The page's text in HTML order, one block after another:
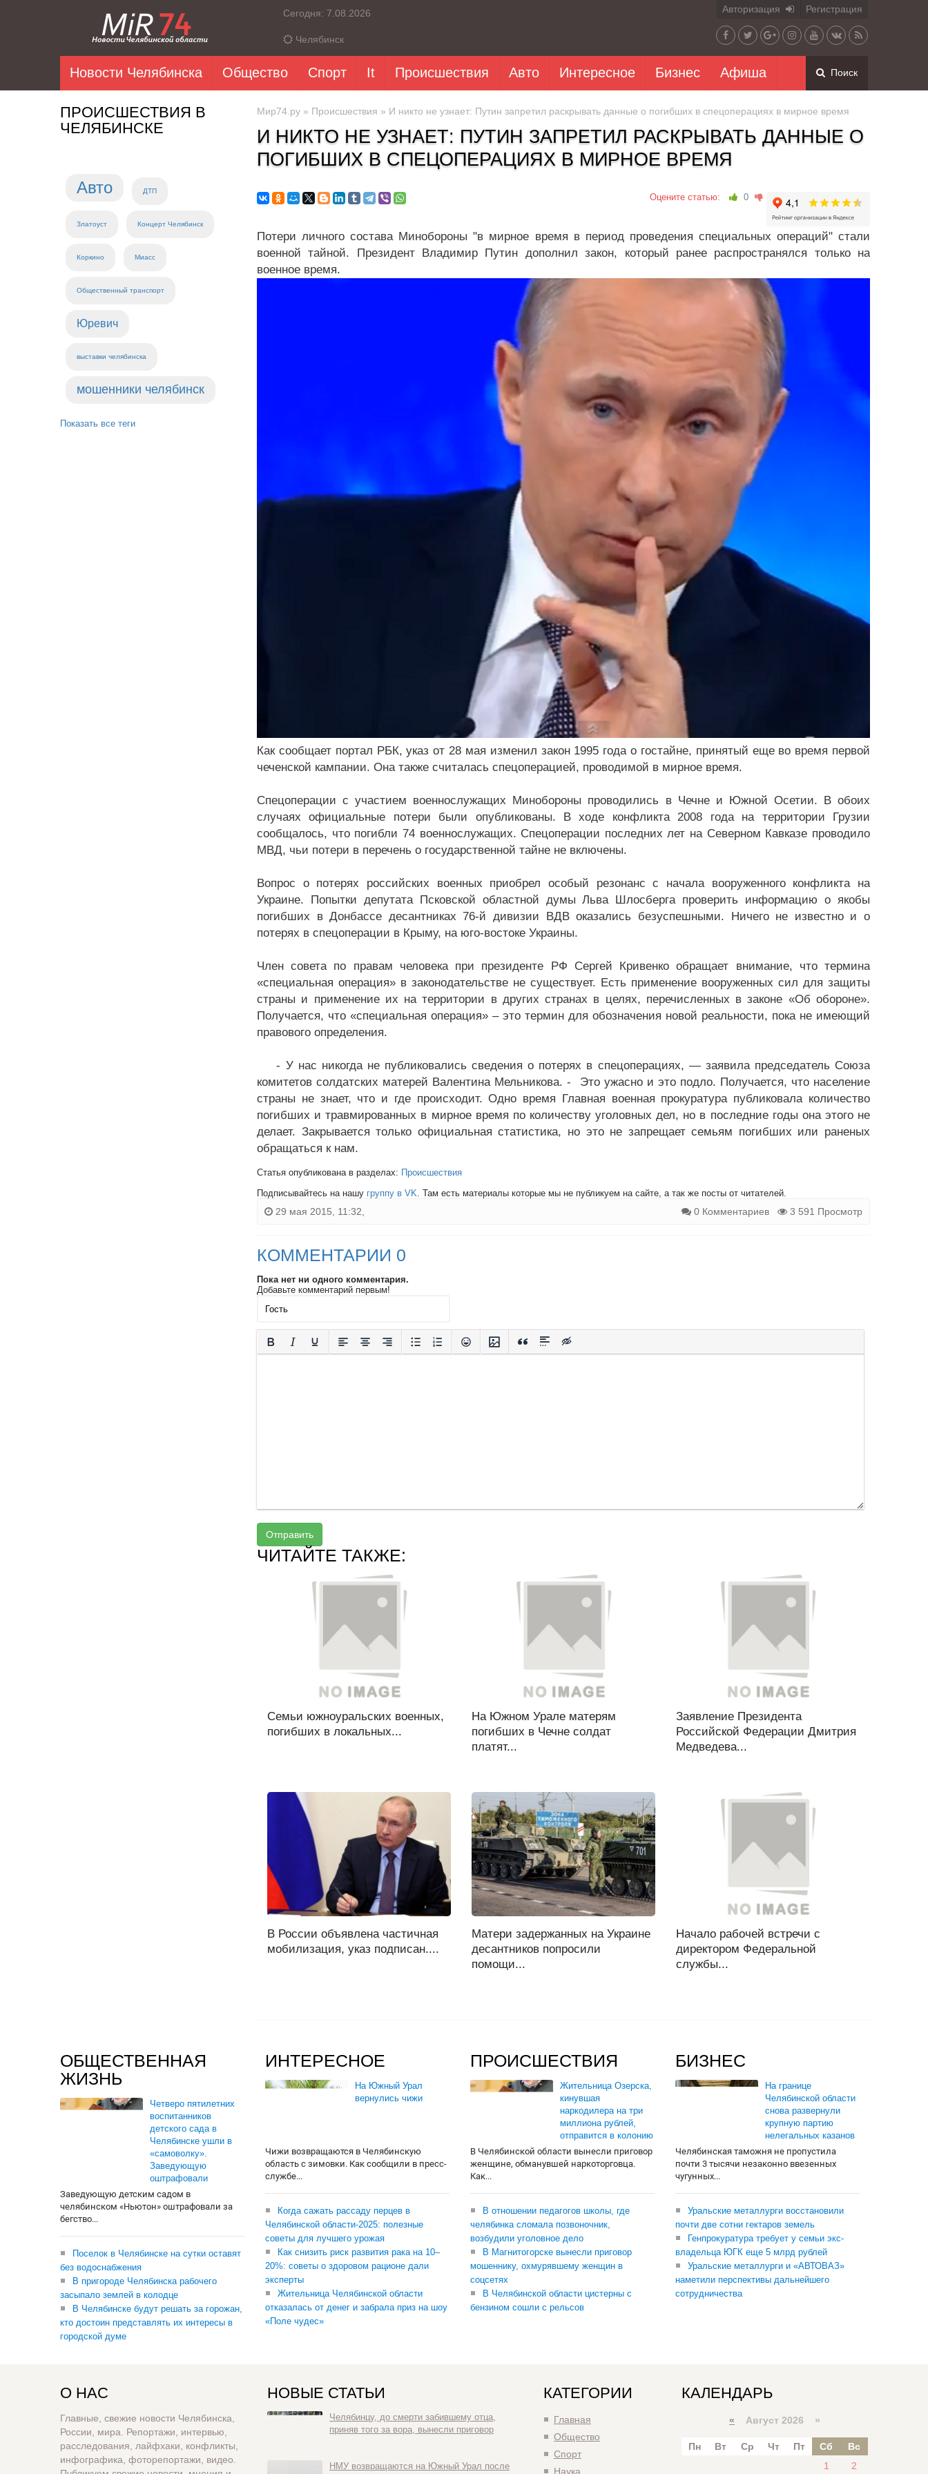
Сегодня: 7.08.2026
Челябинск
Авторизация Регистрация
Новости Челябинска Общество Спорт It Происшествия Авто Интересное Бизнес Афиша Поиск
ПРОИСШЕСТВИЯ В
ЧЕЛЯБИНСКЕ
Авто ДТП
Златоуст Концерт Челябинск
Коркино Миасс
Общественный транспорт
Юревич
выставки челябинска
мошенники челябинск
Показать все теги
Мир74.ру » Происшествия » И никто не узнает: Путин запретил раскрывать данные о погибших в спецоперациях в мирное время
И НИКТО НЕ УЗНАЕТ: ПУТИН ЗАПРЕТИЛ РАСКРЫВАТЬ ДАННЫЕ О
ПОГИБШИХ В СПЕЦОПЕРАЦИЯХ В МИРНОЕ ВРЕМЯ
Оцените статью: 0
Потери личного состава Минобороны "в мирное время в период проведения специальных операций" стали
военной тайной. Президент Владимир Путин дополнил закон, который ранее распространялся только на
военное время.
Как сообщает портал РБК, указ от 28 мая изменил закон 1995 года о гостайне, принятый еще во время первой
чеченской кампании. Она также считалась спецоперацией, проводимой в мирное время.
Спецоперации с участием военнослужащих Минобороны проводились в Чечне и Южной Осетии. В обоих
случаях официальные потери были опубликованы. В ходе конфликта 2008 года на территории Грузии
сообщалось, что погибли 74 военнослужащих. Спецоперации последних лет на Северном Кавказе проводило
МВД, чьи потери в перечень о государственной тайне не включены.
Вопрос о потерях российских военных приобрел особый резонанс с начала вооруженного конфликта на
Украине. Попытки депутата Псковской областной думы Льва Шлосберга проверить информацию о якобы
погибших в Донбассе десантниках 76-й дивизии ВДВ оказались безуспешными. Ничего не известно и о
потерях в спецоперации в Крыму, на юго-востоке Украины.
Член совета по правам человека при президенте РФ Сергей Кривенко обращает внимание, что термина
«специальная операция» в законодательстве не существует. Есть применение вооруженных сил для защиты
страны и применение их на территории в других странах в целях, перечисленных в законе «Об обороне».
Получается, что «специальная операция» – это термин для обозначения новой реальности, пока не имеющий
правового определения.
- У нас никогда не публиковались сведения о потерях в спецоперациях, — заявила председатель Союза
комитетов солдатских матерей Валентина Мельникова. - Это ужасно и это подло. Получается, что население
страны не знает, что и где происходит. Одно время Главная военная прокуратура публиковала количество
погибших и травмированных в мирное время по количеству уголовных дел, но в последние годы она этого не
делает. Закрывается только официальная статистика, но это не запрещает семьям погибших или раненых
обращаться к нам.
Статья опубликована в разделах: Происшествия
Подписывайтесь на нашу группу в VK. Там есть материалы которые мы не публикуем на сайте, а так же посты от читателей.
29 мая 2015, 11:32, 0 Комментариев 3 591 Просмотр
КОММЕНТАРИИ 0
Пока нет ни одного комментария.
Добавьте комментарий первым!
Отправить
ЧИТАЙТЕ ТАКЖЕ:
Семьи южноуральских военных,
погибших в локальных...
На Южном Урале матерям
погибших в Чечне солдат
платят...
Заявление Президента
Российской Федерации Дмитрия
Медведева...
В России объявлена частичная
мобилизация, указ подписан....
Матери задержанных на Украине
десантников попросили
помощи...
Начало рабочей встречи с
директором Федеральной
службы...
ОБЩЕСТВЕННАЯ
ЖИЗНЬ
Четверо пятилетних
воспитанников
детского сада в
Челябинске ушли в
«самоволку».
Заведующую
оштрафовали
Заведующую детским садом в
челябинском «Ньютон» оштрафовали за
бегство...
Поселок в Челябинске на сутки оставят
без водоснабжения
В пригороде Челябинска рабочего
засыпало землей в колодце
В Челябинске будут решать за горожан,
кто достоин представлять их интересы в
городской думе
ИНТЕРЕСНОЕ
На Южный Урал
вернулись чижи
Чижи возвращаются в Челябинскую
область с зимовки. Как сообщили в пресс-
службе...
Когда сажать рассаду перцев в
Челябинской области-2025: полезные
советы для лучшего урожая
Как снизить риск развития рака на 10–
20%: советы о здоровом рационе дали
эксперты
Жительница Челябинской области
отказалась от денег и забрала приз на шоу
«Поле чудес»
ПРОИСШЕСТВИЯ
Жительница Озерска,
кинувшая
наркодилера на три
миллиона рублей,
отправится в колонию
В Челябинской области вынесли приговор
женщине, обманувшей наркоторговца.
Как...
В отношении педагогов школы, где
челябинка сломала позвоночник,
возбудили уголовное дело
В Магнитогорске вынесли приговор
мошеннику, охмурявшему женщин в
соцсетях
В Челябинской области цистерны с
бензином сошли с рельсов
БИЗНЕС
На границе
Челябинской области
снова развернули
крупную партию
нелегальных казанов
Челябинская таможня не пропустила
почти 3 тысячи незаконно ввезенных
чугунных...
Уральские металлурги восстановили
почти две сотни гектаров земель
Генпрокуратура требует у семьи экс-
владельца ЮГК еще 5 млрд рублей
Уральские металлурги и «АВТОВАЗ»
наметили перспективы дальнейшего
сотрудничества
О НАС
Главные, свежие новости Челябинска,
России, мира. Репортажи, интервью,
расследования, лайфхаки, конфликты,
инфографика, фоторепортажи, видео.
НОВЫЕ СТАТЬИ
Челябинцу, до смерти забившему отца,
приняв того за вора, вынесли приговор
НМУ возвращаются на Южный Урал после
КАТЕГОРИИ
Главная
Общество
Спорт
Наука
КАЛЕНДАРЬ
« Август 2026 »
Пн Вт Ср Чт Пт Сб
Вс
1
2